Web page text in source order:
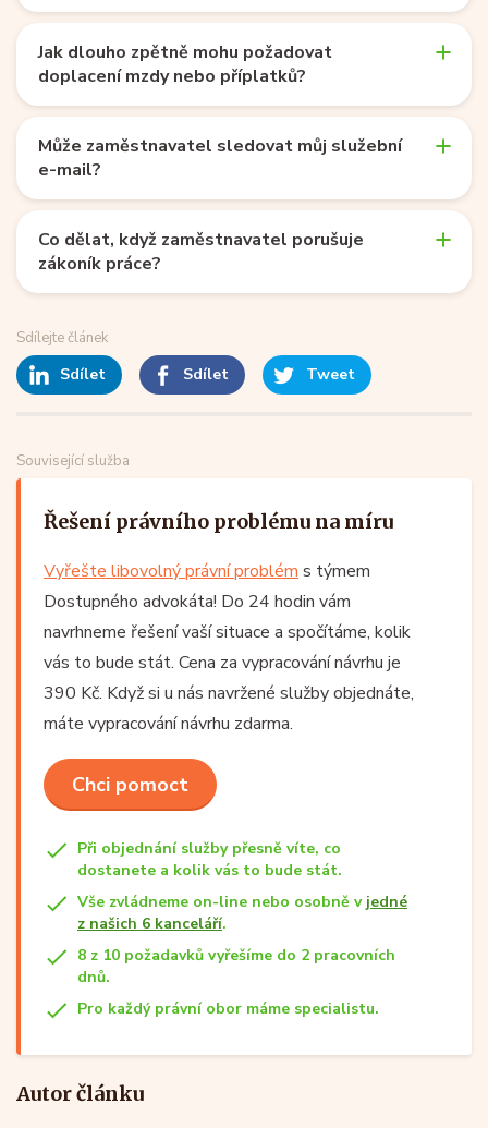
Jak dlouho zpětně mohu požadovat
doplacení mzdy nebo příplatků?
Může zaměstnavatel sledovat můj služební
e-mail?
Co dělat, když zaměstnavatel porušuje
zákoník práce?
Sdílejte článek
Sdílet Sdílet Tweet
Související služba
Řešení právního problému na míru
Vyřešte libovolný právní problém s týmem
Dostupného advokáta! Do 24 hodin vám
navrhneme řešení vaší situace a spočítáme, kolik
vás to bude stát. Cena za vypracování návrhu je
390 Kč. Když si u nás navržené služby objednáte,
máte vypracování návrhu zdarma.
Chci pomoct
Při objednání služby přesně víte, co
dostanete a kolik vás to bude stát.
Vše zvládneme on-line nebo osobně v jedné
z našich 6 kanceláří.
8 z 10 požadavků vyřešíme do 2 pracovních
dnů.
Pro každý právní obor máme specialistu.
Autor článku